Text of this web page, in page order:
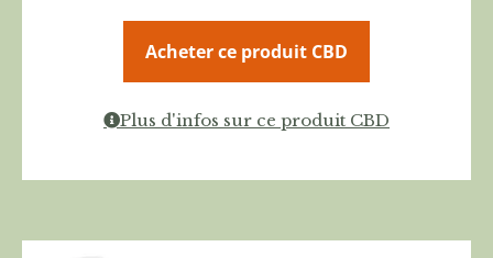
Acheter ce produit CBD
Plus d'infos sur ce produit CBD